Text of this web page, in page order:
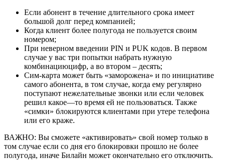
Если абонент в течение длительного срока имеет
большой долг перед компанией;
Когда клиент более полугода не пользуется своим
номером;
При неверном введении PIN и PUK кодов. В первом
случае у вас три попытки набрать нужную
комбинациюцифр, а во втором – десять;
Сим-карта может быть «заморожена» и по инициативе
самого абонента, в том случае, когда ему регулярно
поступают нежелательные звонки или если человек
решил какое—то время ей не пользоваться. Также
«симки» блокируются клиентами при утере телефона
или его краже.
ВАЖНО: Вы сможете «активировать» свой номер только в
том случае если со дня его блокировки прошло не более
полугода, иначе Билайн может окончательно его отключить.